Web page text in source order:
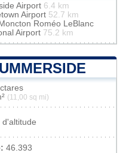
Airport 6.4 km
Airport 52.7 km
Roméo LeBlanc
Airport 75.2 km
(11,00 sq mi)
d'altitude
46.393